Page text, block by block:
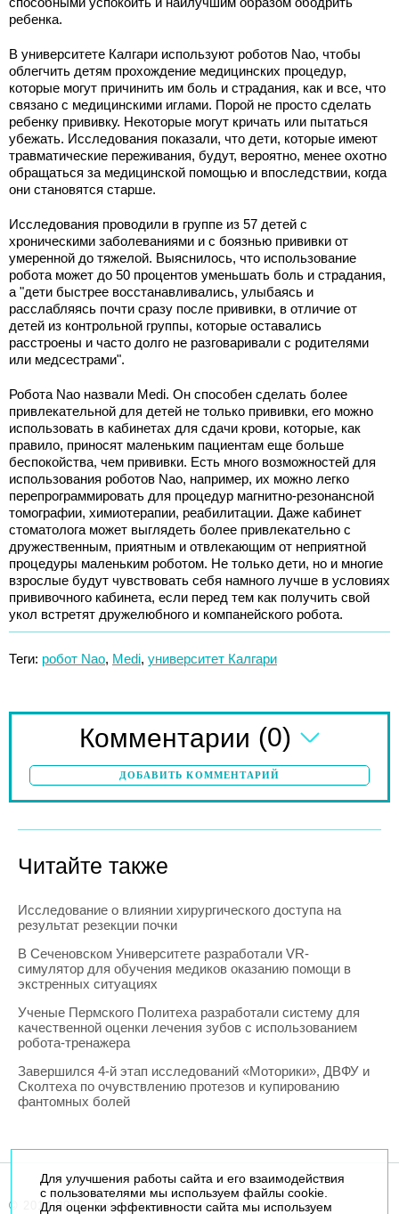
ребенка.
В университете Калгари используют роботов Nao, чтобы
облегчить детям прохождение медицинских процедур,
которые могут причинить им боль и страдания, как и все, что
связано с медицинскими иглами. Порой не просто сделать
ребенку прививку. Некоторые могут кричать или пытаться
убежать. Исследования показали, что дети, которые имеют
травматические переживания, будут, вероятно, менее охотно
обращаться за медицинской помощью и впоследствии, когда
они становятся старше.
Исследования проводили в группе из 57 детей с
хроническими заболеваниями и с боязнью прививки от
умеренной до тяжелой. Выяснилось, что использование
робота может до 50 процентов уменьшать боль и страдания,
а "дети быстрее восстанавливались, улыбаясь и
расслабляясь почти сразу после прививки, в отличие от
детей из контрольной группы, которые оставались
расстроены и часто долго не разговаривали с родителями
или медсестрами".
Робота Nao назвали Medi. Он способен сделать более
привлекательной для детей не только прививки, его можно
использовать в кабинетах для сдачи крови, которые, как
правило, приносят маленьким пациентам еще больше
беспокойства, чем прививки. Есть много возможностей для
использования роботов Nao, например, их можно легко
перепрограммировать для процедур магнитно-резонансной
томографии, химиотерапии, реабилитации. Даже кабинет
стоматолога может выглядеть более привлекательно с
дружественным, приятным и отвлекающим от неприятной
процедуры маленьким роботом. Не только дети, но и многие
взрослые будут чувствовать себя намного лучше в условиях
прививочного кабинета, если перед тем как получить свой
укол встретят дружелюбного и компанейского робота.
Теги: робот Nao, Medi, университет Калгари
Комментарии (0)
ДОБАВИТЬ КОММЕНТАРИЙ
Читайте также
Исследование о влиянии хирургического доступа на
результат резекции почки
В Сеченовском Университете разработали VR-
симулятор для обучения медиков оказанию помощи в
экстренных ситуациях
Ученые Пермского Политеха разработали систему для
качественной оценки лечения зубов с использованием
робота-тренажера
Завершился 4-й этап исследований «Моторики», ДВФУ и
Сколтеха по очувствлению протезов и купированию
фантомных болей
© 2014-2026. Robogeek.ru - проект группы “Текарт”.
Для улучшения работы сайта и его взаимодействия
с пользователями мы используем файлы cookie.
Для оценки эффективности сайта мы используем